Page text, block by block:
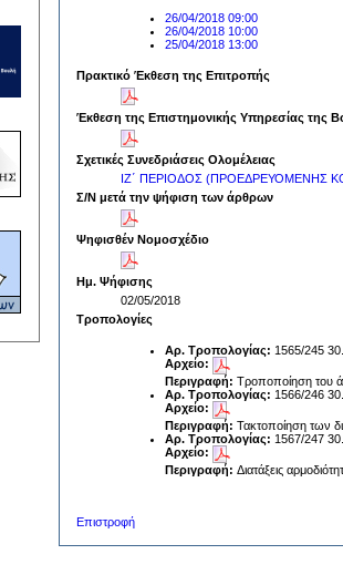
26/04/2018 09:00
26/04/2018 10:00
25/04/2018 13:00
Πρακτικό Έκθεση της Επιτροπής
Έκθεση της Επιστημονικής Υπηρεσίας της
Σχετικές Συνεδριάσεις Ολομέλειας
ΙΖ΄ ΠΕΡΙΟΔΟΣ (ΠΡΟΕΔΡΕΥΟΜΕΝΗΣ
Σ/Ν μετά την ψήφιση των άρθρων
Ψηφισθέν Νομοσχέδιο
Ημ. Ψήφισης
02/05/2018
Τροπολογίες
Αρ. Τροπολογίας: 1565/245
Αρχείο:
Περιγραφή: Τροποποίηση του
Αρ. Τροπολογίας: 1566/246
Αρχείο:
Περιγραφή: Τακτοποίηση των
Αρ. Τροπολογίας: 1567/247
Αρχείο:
Περιγραφή: Διατάξεις
Επιστροφή